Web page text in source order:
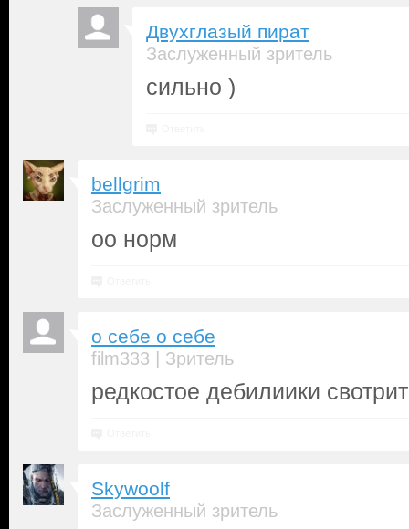
Двухглазый пират
Заслуженный зритель
сильно )
bellgrim
Заслуженный зритель
оо норм
о себе о себе
film333 | Зритель
редкостое дебилиики
Skywoolf
Заслуженный зритель